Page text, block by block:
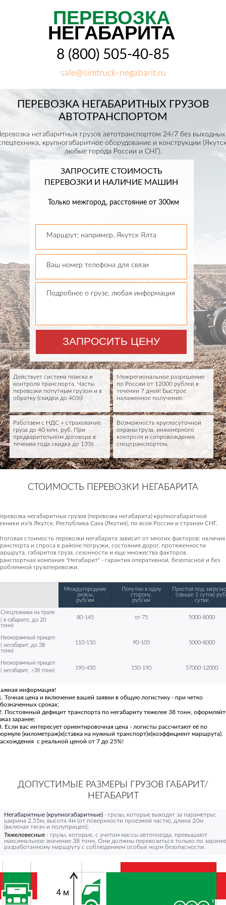
ПЕРЕВОЗКА
НЕГАБАРИТА
8 (800) 505-40-85
sale@simtruck-negabarit.ru
ПЕРЕВОЗКА НЕГАБАРИТНЫХ ГРУЗОВ
АВТОТРАНСПОРТОМ
негабаритных грузов автотранспортом 24/7 без
крупногабаритное оборудование и конструкции
любые города России и СНГ).
ЗАПРОСИТЕ СТОИМОСТЬ
ПЕРЕВОЗКИ И НАЛИЧИЕ МАШИН
Только межгород, расстояние от 300км
ЗАПРОСИТЬ ЦЕНУ
Маршрут: например, Якутск Ялта
Ваш номер телефона для связи
Подробнее о грузе, любая информация
Межрегиональное разрешение
по России от 12000 рублей в
течении 7 дней! Быстрое
налаженное получение.
Действует система поиска и
контроля транспорта. Часты
перевозки попутным грузом и в
обратку (скидки до 40%)!
Возможность круглосуточной
охраны груза, инженерного
контроля и сопровождения
спецтранспортом.
Работаем с НДС + страхование
груза до 40 млн. руб. При
предварительном договоре в
течении года скидка до 13%!
СТОИМОСТЬ ПЕРЕВОЗКИ НЕГАБАРИТА
негабаритных грузов (перевозка негабарита) крупногабаритной
из/в Якутск, Республика Саха (Якутия), по всей России и странам СНГ.
стоимость перевозки негабарита зависит от многих факторов: наличия
и спроса в районе погрузки, состояния дорог, протяженности
габаритов груза, сезонности и еще множества факторов.
компания "Негабарит" - гарантия оперативной, безопасной и без
грузоперевозки.
Междугородние
рейсы,
руб/км
Попутно в одну
сторону,
руб/км
Простой под
(свыше 1 суток)
сутки
Спецтехника на трале
( в габарите, до 20
тонн)
80-145 от 75 5000-8000
Низкорамный прицеп
( негабарит, до 38
тонн)
110-150 90-105 5000-8000
Низкорамный прицеп
( негабарит, >38 тонн)
190-450 150-190 57000-12000
информация!
Точная цена и включение вашей заявки в общую логистику - при четко
сроках;
Постоянный дефицит транспорта по негабариту тяжелее 38 тонн,
заранее;
Если вас интересует ориентировочная цена - логисты рассчитают её по
(километраж)х(ставка на нужный транспорт)х(коэффициент маршрута).
с реальной ценой от 7 до 25%!
ДОПУСТИМЫЕ РАЗМЕРЫ ГРУЗОВ ГАБАРИТ/
НЕГАБАРИТ
Негабаритные (крупногабаритные) - грузы, которые выходят за параметры:
ширина 2,55м, высота 4м (от поверхности проезжей части), длина 20м
(включая тягач и полуприцеп);
Тяжеловесные - грузы, которые, с учетом массы автопоезда, превышают
максимальное значение 38 тонн. Они должны перевозиться только по заранее
разработанному маршруту с соблюдением особых норм безопасности.